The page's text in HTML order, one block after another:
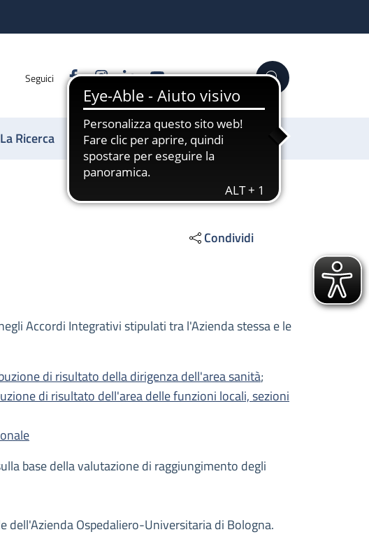
Seguici FacebookInstagram
LinkedinYouTube Cerca
La Ricerca Sostienici
Condividi
Accordi Integrativi stipulati tra l'Azienda stessa e le
di risultato della dirigenza dell'area sanità;
di risultato dell'area delle funzioni locali, sezioni
base della valutazione di raggiungimento degli
dell'Azienda Ospedaliero-Universitaria di Bologna.